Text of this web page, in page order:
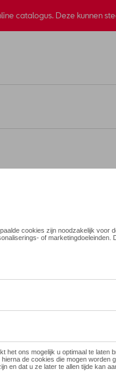
catalogus. Deze kunnen
is momenteel niet op
Contacteer